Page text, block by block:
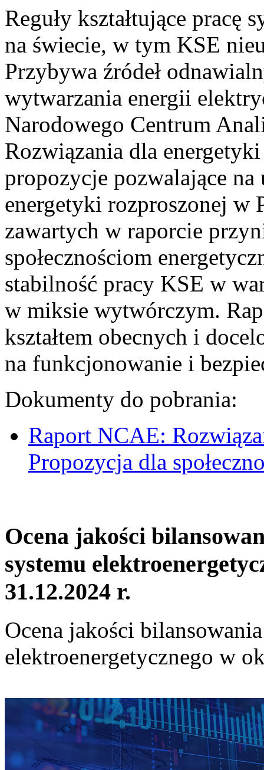
Reguły kształtujące pracę
na świecie, w tym KSE
Przybywa źródeł
wytwarzania energii
Narodowego Centrum
Rozwiązania dla
propozycje pozwalające
energetyki rozproszonej w
zawartych w raporcie
społecznościom
stabilność pracy KSE w
w miksie wytwórczym.
kształtem obecnych i
na funkcjonowanie i
Dokumenty do pobrania:
Raport NCAE:
Propozycja dla
Ocena jakości
systemu
31.12.2024 r.
Ocena jakości
elektroenergetycznego w